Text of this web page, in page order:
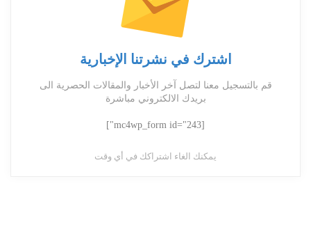
اشترك في نشرتنا الإخبارية
قم بالتسجيل معنا لتصل آخر الأخبار والمقالات الحصرية الى
بريدك الالكتروني مباشرة
[mc4wp_form id="243"]
يمكنك الغاء اشتراكك في أي وقت